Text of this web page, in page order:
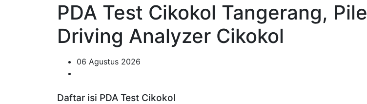
PDA Test Cikokol Tangerang, Pile
Driving Analyzer Cikokol
06 Agustus 2026
Daftar isi PDA Test Cikokol